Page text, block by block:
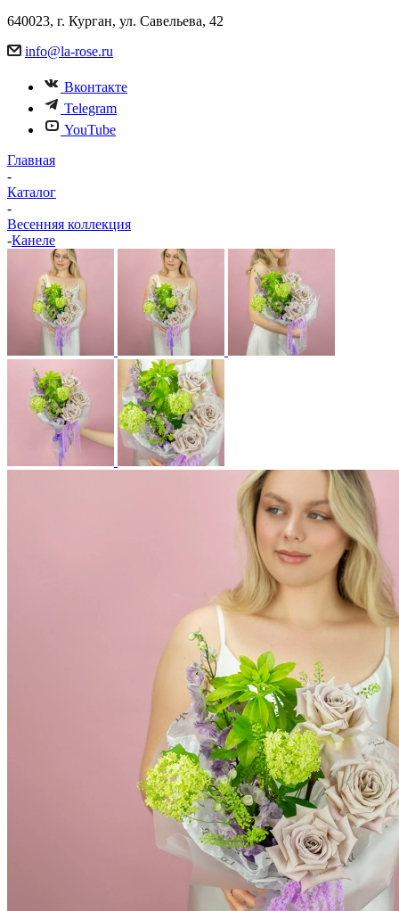
640023, г. Курган, ул. Савельева, 42
info@la-rose.ru
Вконтакте
Telegram
YouTube
Главная
-
Каталог
-
Весенняя коллекция
-Канеле